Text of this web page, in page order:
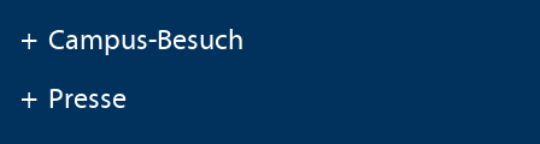
+ Campus-Besuch
+ Presse